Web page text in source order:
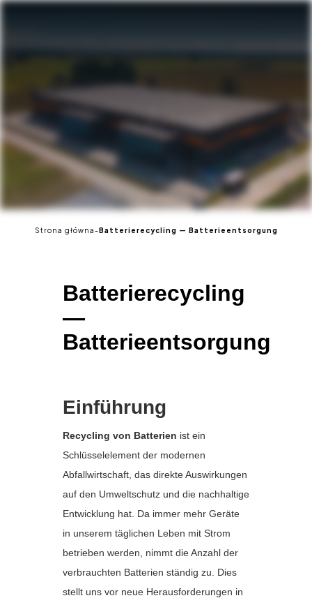
Strona główna-Batterierecycling — Batterieentsorgung
Batterierecycling
—
Batterieentsorgung
Einführung
Recycling von Batterien ist ein
Schlüsselelement der modernen
Abfallwirtschaft, das direkte Auswirkungen
auf den Umweltschutz und die nachhaltige
Entwicklung hat. Da immer mehr Geräte
in unserem täglichen Leben mit Strom
betrieben werden, nimmt die Anzahl der
verbrauchten Batterien ständig zu. Dies
stellt uns vor neue Herausforderungen in